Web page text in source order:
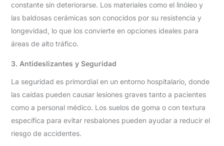
constante sin deteriorarse. Los materiales como el linóleo y
las baldosas cerámicas son conocidos por su resistencia y
longevidad, lo que los convierte en opciones ideales para
áreas de alto tráfico.
3. Antideslizantes y Seguridad
La seguridad es primordial en un entorno hospitalario, donde
las caídas pueden causar lesiones graves tanto a pacientes
como a personal médico. Los suelos de goma o con textura
específica para evitar resbalones pueden ayudar a reducir el
riesgo de accidentes.